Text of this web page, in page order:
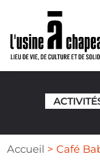
Accueil > Café